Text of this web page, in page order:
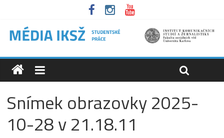
Snímek obrazovky 2025-
10-28 v 21.18.11